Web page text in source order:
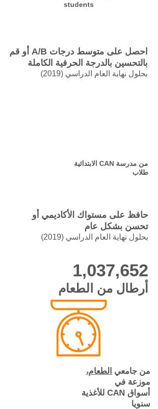
students
احصل على متوسط درجات A/B أو قم
بالتحسين بالدرجة الحرفية الكاملة
بحلول نهاية العام الدراسي (2019)
من مدرسة CAN الابتدائية
طلاب
حافظ على مستواك الأكاديمي أو
تحسن بشكل عام
بحلول نهاية العام الدراسي (2019)
1,037,652
أرطال من الطعام
من جامعي الطعام،
موزعة في
أسواق CAN للأغذية
سنويا